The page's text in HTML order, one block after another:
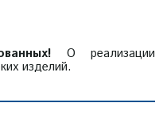
О реализации
изделий.